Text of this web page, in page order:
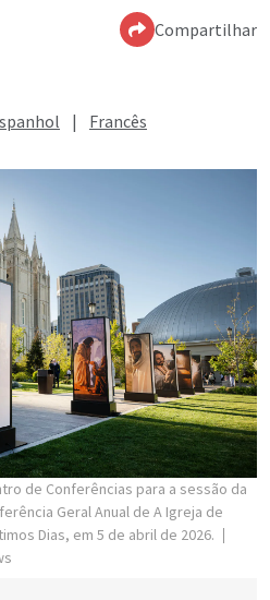
Compartilhar
| Francês
de Conferências para a sessão da
Geral Anual de A Igreja de
Dias, em 5 de abril de 2026.